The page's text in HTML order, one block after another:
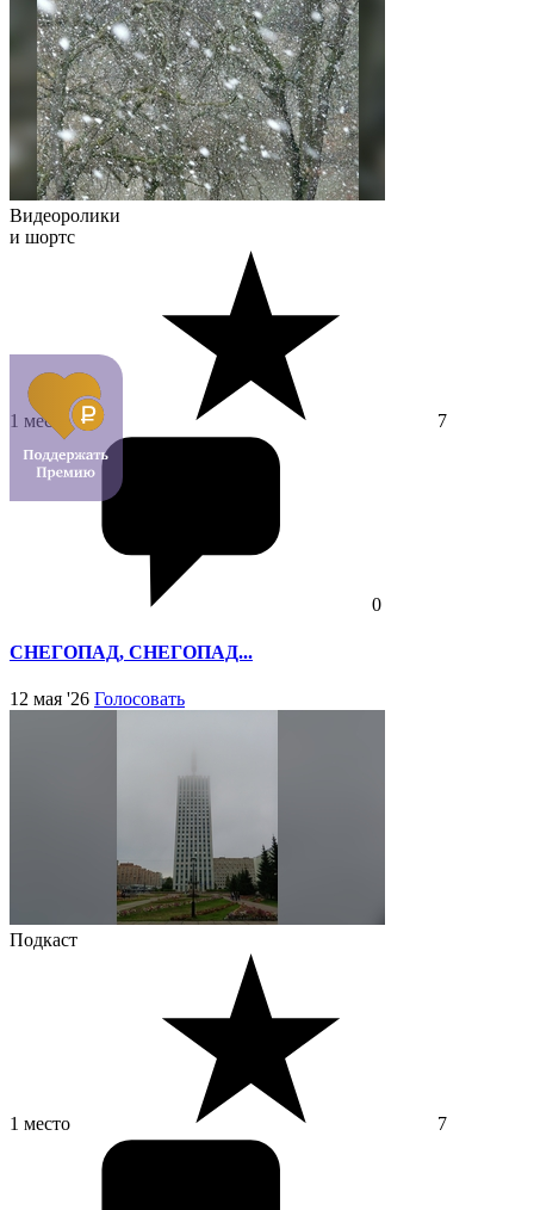
Видеоролики
и шортс
1 место 7
0
СНЕГОПАД, СНЕГОПАД...
12 мая '26 Голосовать
Подкаст
1 место 7